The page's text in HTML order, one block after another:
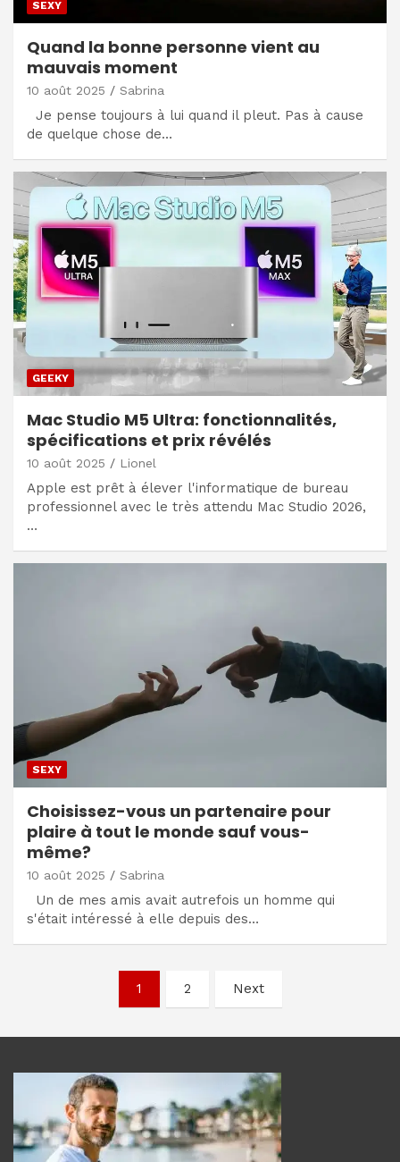
SEXY
Quand la bonne personne vient au
mauvais moment
10 août 2025 Sabrina
Je pense toujours à lui quand il pleut. Pas à cause
de quelque chose de…
GEEKY
Mac Studio M5 Ultra: fonctionnalités,
spécifications et prix révélés
10 août 2025 Lionel
Apple est prêt à élever l'informatique de bureau
professionnel avec le très attendu Mac Studio 2026,
…
SEXY
Choisissez-vous un partenaire pour
plaire à tout le monde sauf vous-
même?
10 août 2025 Sabrina
Un de mes amis avait autrefois un homme qui
s'était intéressé à elle depuis des…
articles
1 2 Next